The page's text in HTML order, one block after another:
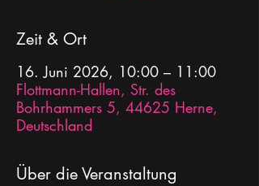
Zeit & Ort
16. Juni 2026, 10:00 – 11:00
Flottmann-Hallen, Str. des
Bohrhammers 5, 44625 Herne,
Deutschland
Über die Veranstaltung